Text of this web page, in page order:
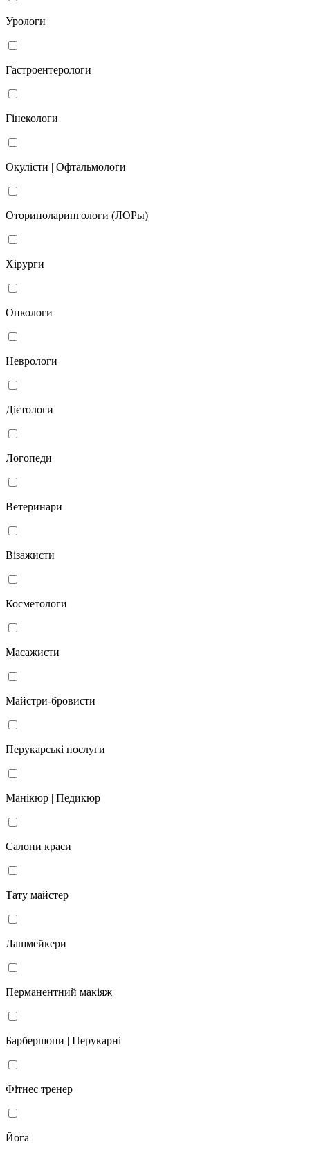
Урологи
Гастроентерологи
Гінекологи
Окулісти | Офтальмологи
Оториноларингологи (ЛОРы)
Хірурги
Онкологи
Неврологи
Дієтологи
Логопеди
Ветеринари
Візажисти
Косметологи
Масажисти
Майстри-бровисти
Перукарські послуги
Манікюр | Педикюр
Салони краси
Тату майстер
Лашмейкери
Перманентний макіяж
Барбершопи | Перукарні
Фітнес тренер
Йога